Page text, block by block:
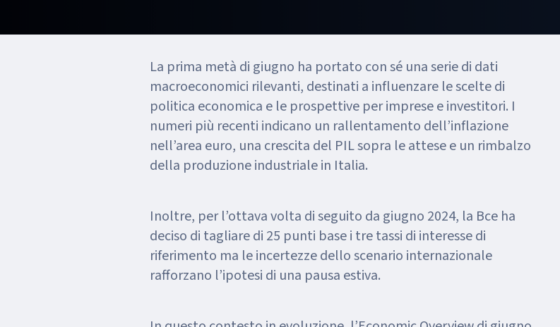
La prima metà di giugno ha portato con sé una serie di dati
macroeconomici rilevanti, destinati a influenzare le scelte di
politica economica e le prospettive per imprese e investitori. I
numeri più recenti indicano un rallentamento dell’inflazione
nell’area euro, una crescita del PIL sopra le attese e un rimbalzo
della produzione industriale in Italia.
Inoltre, per l’ottava volta di seguito da giugno 2024, la Bce ha
deciso di tagliare di 25 punti base i tre tassi di interesse di
riferimento ma le incertezze dello scenario internazionale
rafforzano l’ipotesi di una pausa estiva.